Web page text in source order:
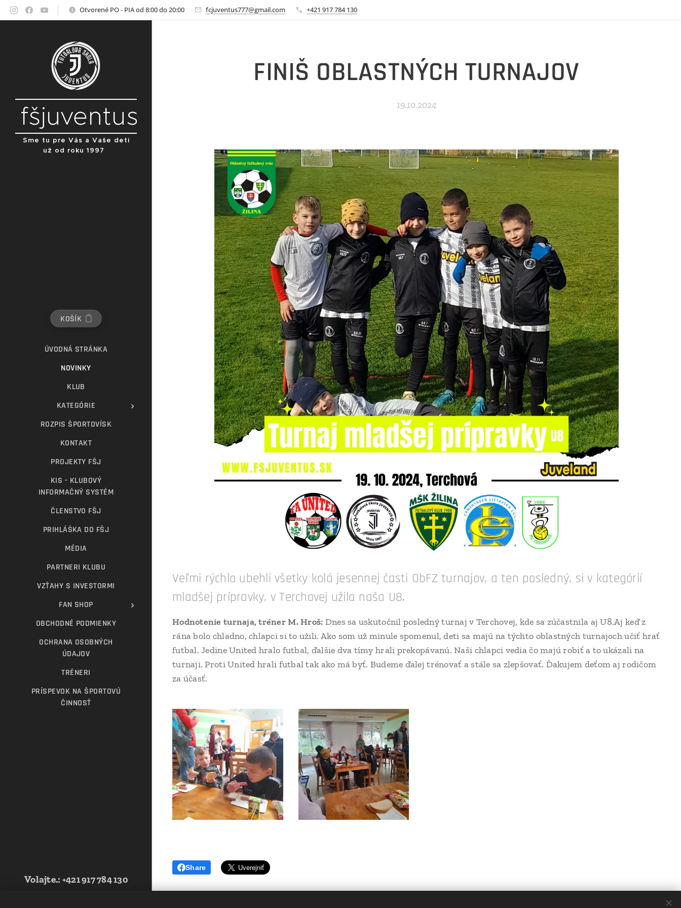
Otvorené PO - PIA od 8:00 do 20:00 fcjuventus777@gmail.com +421 917 784 130
fšjuventus
Sme tu pre Vás a Vaše deti
už od roku 1997
KOŠÍK
ÚVODNÁ STRÁNKA
NOVINKY
KLUB
KATEGÓRIE
ROZPIS ŠPORTOVÍSK
KONTAKT
PROJEKTY FŠJ
KIS - KLUBOVÝ
INFORMAČNÝ SYSTÉM
ČLENSTVO FŠJ
PRIHLÁŠKA DO FŠJ
MÉDIA
PARTNERI KLUBU
VZŤAHY S INVESTORMI
FAN SHOP
OBCHODNÉ PODMIENKY
OCHRANA OSOBNÝCH
ÚDAJOV
TRÉNERI
PRÍSPEVOK NA ŠPORTOVÚ
ČINNOSŤ
FINIŠ OBLASTNÝCH TURNAJOV
19.10.2024
Veľmi rýchlo ubehli všetky kolá jesennej časti ObFZ turnajov, a ten posledný, si v kategórií
mladšej prípravky, v Terchovej užila naša U8.
Hodnotenie turnaja, tréner M. Hroš: Dnes sa uskutočnil posledný turnaj v Terchovej, kde sa zúčastnila aj U8.Aj keď z
rána bolo chladno, chlapci si to užili. Ako som už minule spomenul, deti sa majú na týchto oblastných turnajoch učiť hrať
futbal. Jedine United hralo futbal, ďalšie dva tímy hrali prekopávanú. Naši chlapci vedia čo majú robiť a to ukázali na
turnaji. Proti United hrali futbal tak ako má byť. Budeme ďalej trénovať a stále sa zlepšovať. Ďakujem deťom aj rodičom
za účasť.
Share
Volajte.: +421 917 784 130